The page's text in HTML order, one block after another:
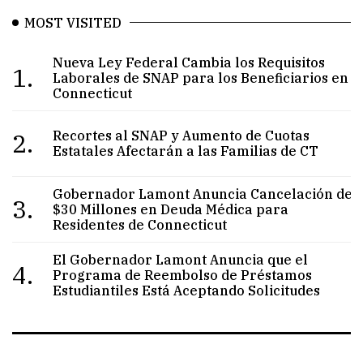
MOST VISITED
1.
Nueva Ley Federal Cambia los Requisitos
Laborales de SNAP para los Beneficiarios en
Connecticut
2.
Recortes al SNAP y Aumento de Cuotas
Estatales Afectarán a las Familias de CT
3.
Gobernador Lamont Anuncia Cancelación de
$30 Millones en Deuda Médica para
Residentes de Connecticut
4.
El Gobernador Lamont Anuncia que el
Programa de Reembolso de Préstamos
Estudiantiles Está Aceptando Solicitudes